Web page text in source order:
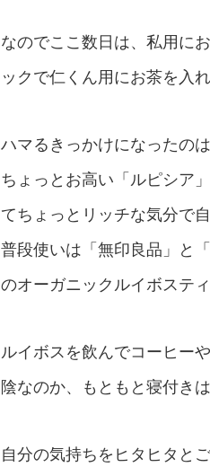
なのでここ数日は、私用に
ックで仁くん用にお茶を入
ハマるきっかけになったの
ちょっとお高い「ルピシア
てちょっとリッチな気分で
普段使いは「無印良品」と
のオーガニックルイボスティ
ルイボスを飲んでコーヒー
陰なのか、もともと寝付き
自分の気持ちをヒタヒタと